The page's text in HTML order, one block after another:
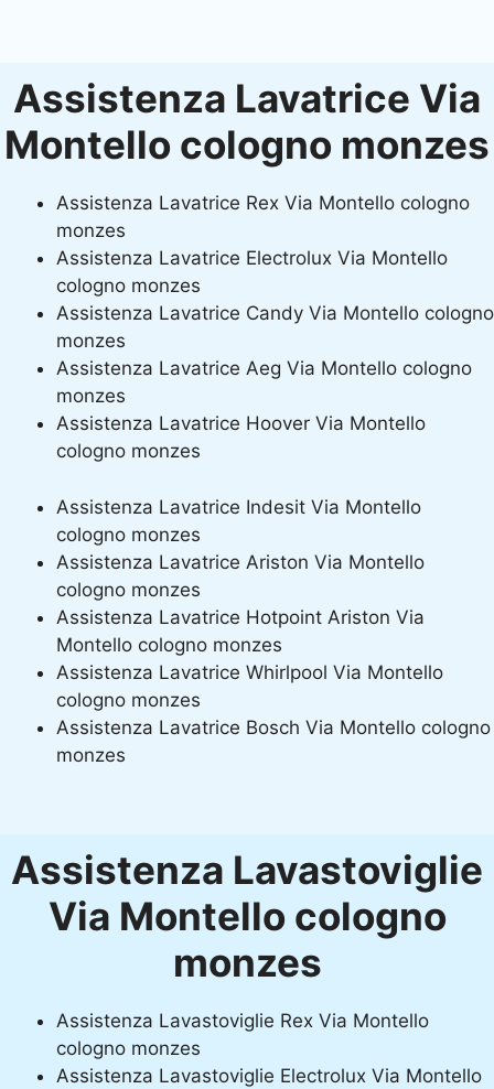
Assistenza Lavatrice Via
Montello cologno monzes
Assistenza Lavatrice Rex Via Montello cologno
monzes
Assistenza Lavatrice Electrolux Via Montello
cologno monzes
Assistenza Lavatrice Candy Via Montello cologno
monzes
Assistenza Lavatrice Aeg Via Montello cologno
monzes
Assistenza Lavatrice Hoover Via Montello
cologno monzes
Assistenza Lavatrice Indesit Via Montello
cologno monzes
Assistenza Lavatrice Ariston Via Montello
cologno monzes
Assistenza Lavatrice Hotpoint Ariston Via
Montello cologno monzes
Assistenza Lavatrice Whirlpool Via Montello
cologno monzes
Assistenza Lavatrice Bosch Via Montello cologno
monzes
Assistenza Lavastoviglie
Via Montello cologno
monzes
Assistenza Lavastoviglie Rex Via Montello
cologno monzes
Assistenza Lavastoviglie Electrolux Via Montello